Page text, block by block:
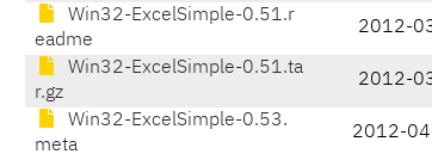
Win32-ExcelSimple-0.51.r
eadme
2012-
Win32-ExcelSimple-0.51.ta
r.gz
2012-
Win32-ExcelSimple-0.53.
meta
2012-